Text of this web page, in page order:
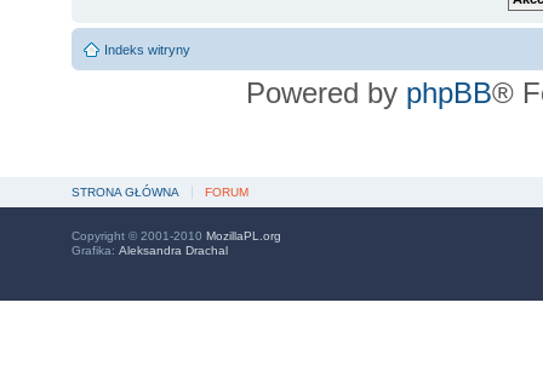
Indeks witryny
Powered by phpBB®
STRONA GŁÓWNA FORUM
Copyright © 2001-2010 MozillaPL.org
Grafika: Aleksandra Drachal